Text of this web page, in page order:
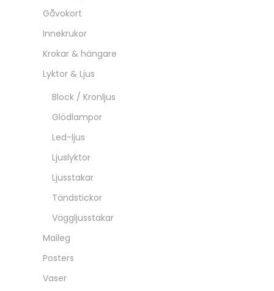
Gåvokort
Innekrukor
Krokar & hängare
Lyktor & Ljus
Block / Kronljus
Glödlampor
Led-ljus
Ljuslyktor
Ljusstakar
Tändstickor
Väggljusstakar
Maileg
Posters
Vaser